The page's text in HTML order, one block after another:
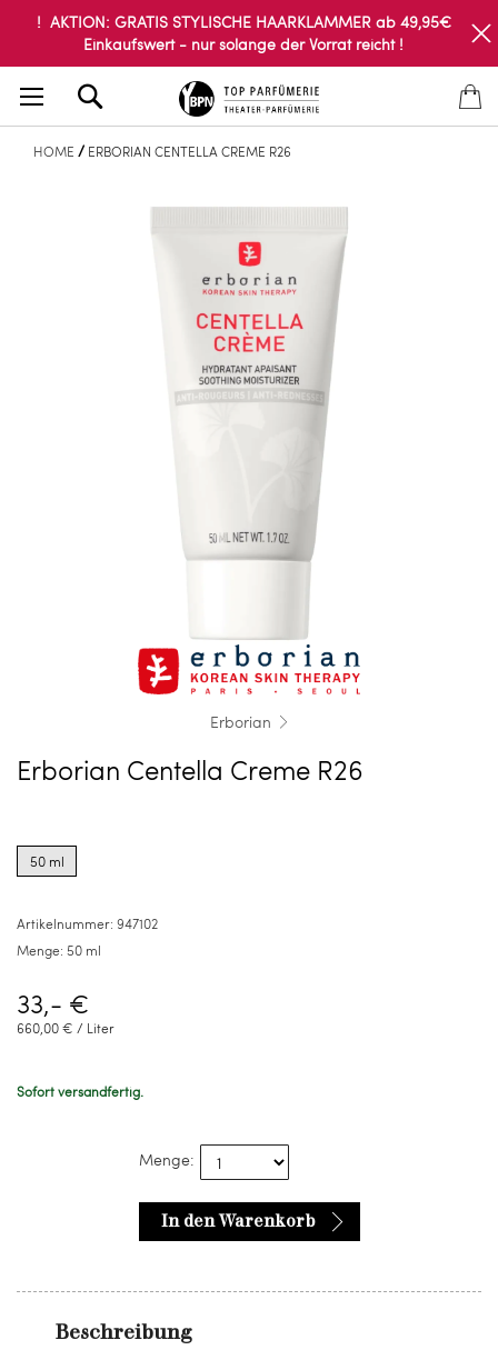
! AKTION: GRATIS STYLISCHE HAARKLAMMER ab 49,95€
Einkaufswert - nur solange der Vorrat reicht !
HOME ERBORIAN CENTELLA CREME R26
Erborian
Erborian Centella Creme R26
options
for50 ml
Artikelnummer: 947102
Menge: 50 ml
33,- €
660,00 € / Liter
Sofort versandfertig.
Menge:
In den Warenkorb
Beschreibung